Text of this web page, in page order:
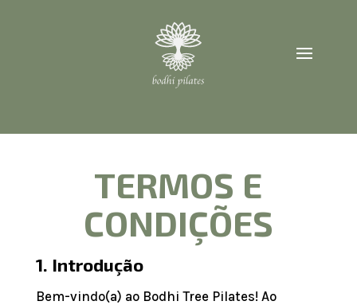
TERMOS E
CONDIÇÕES
1. Introdução
Bem-vindo(a) ao Bodhi Tree Pilates! Ao